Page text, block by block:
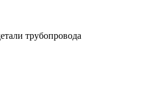
трубопровода